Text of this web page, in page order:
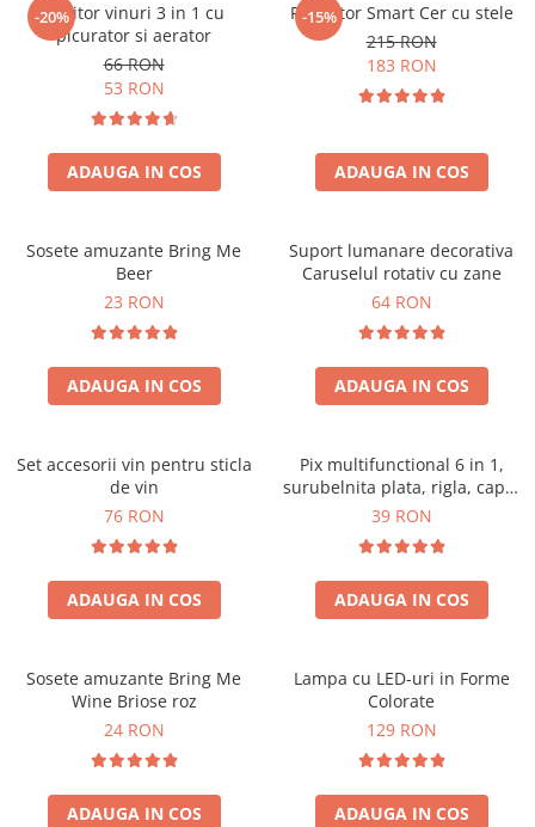
-20%
Racitor vinuri 3 in 1 cu
picurator si aerator
66 RON
53 RON
ADAUGA IN COS
-15%
Proiector Smart Cer cu stele
215 RON
183 RON
ADAUGA IN COS
Sosete amuzante Bring Me
Beer
23 RON
ADAUGA IN COS
Suport lumanare decorativa
Caruselul rotativ cu zane
64 RON
ADAUGA IN COS
Set accesorii vin pentru sticla
de vin
76 RON
ADAUGA IN COS
Pix multifunctional 6 in 1,
surubelnita plata, rigla, capat
touchscreen, nivela cu bula
39 RON
ADAUGA IN COS
Sosete amuzante Bring Me
Wine Briose roz
24 RON
ADAUGA IN COS
Lampa cu LED-uri in Forme
Colorate
129 RON
ADAUGA IN COS